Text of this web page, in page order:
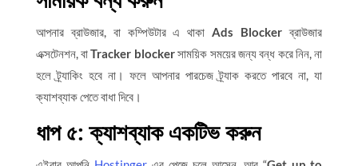
আপনার ব্রাউজার, বা কম্পিউটার এ থাকাAds Blocker ব্রাউজার
এক্সটেনশন, বাTracker blockerসাময়িক সময়ের জন্য বন্ধ করে নিন, না
হলে ট্র্যাকিং হবে না। ফলে আপনার পারচেজ ট্র্যাক করতে পারবে না, যা
ক্যাশব্যাক পেতে বাধা দিবে।
ধাপ ৫: ক্যাশব্যাক একটিভ করুন